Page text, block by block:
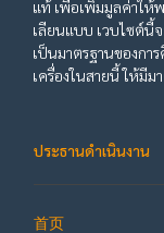
แท้ เพื่อเพิ่มมูลค่าให้
เลียนแบบ เวบไซต์นี้
เป็นมาตรฐานของก
เครื่องในสายนี้ ให้มี
ประธานดำเนินงาน
首页